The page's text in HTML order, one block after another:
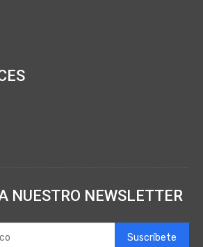
NUESTRO NEWSLETTER
Suscríbete